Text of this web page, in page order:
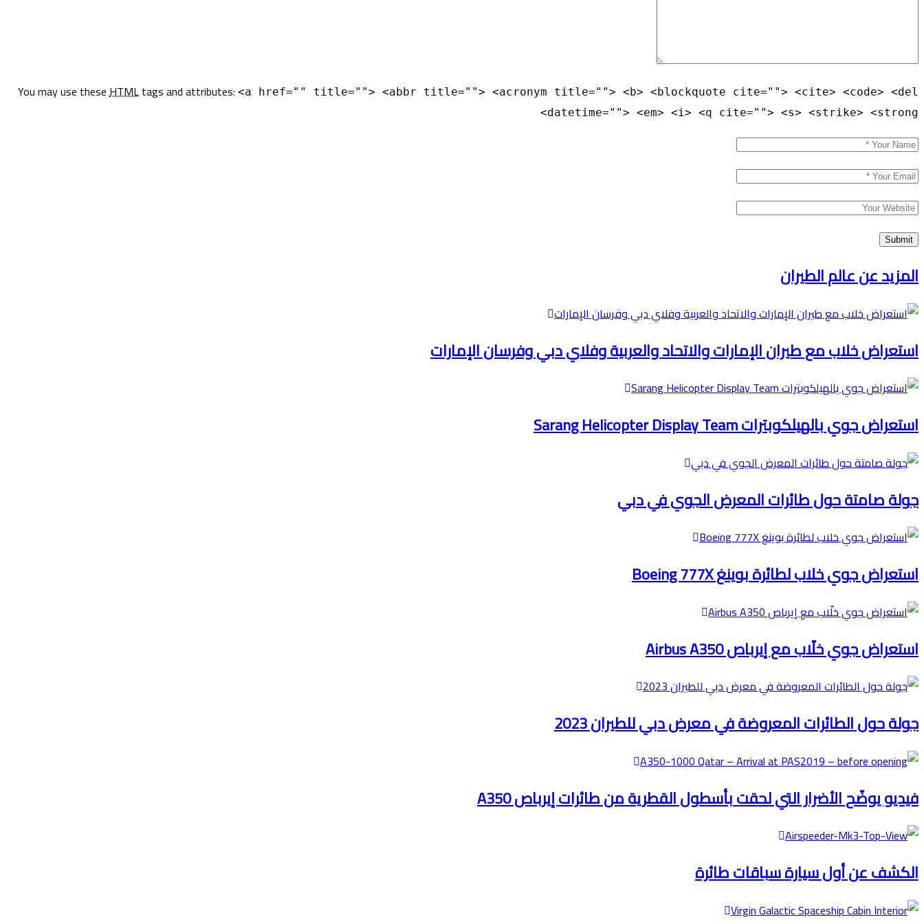
You may use theseHTMLtags and attributes: <a href="" title=""> <abbr title=""> <acronym title=""> <b> <blockquote cite=""> <cite> <code> <del
datetime=""> <em> <i> <q cite=""> <s> <strike> <strong>
المزيد عن عالم الطيران
استعراض خلاب مع طيران الإمارات والاتحاد والعربية وفلاي دبي وفرسان الإمارات
استعراض جوي بالهيلكوبترات Sarang Helicopter Display Team
جولة صامتة حول طائرات المعرض الجوي في دبي
استعراض جوي خلاب لطائرة بوينغ Boeing 777X
استعراض جوي خلّاب مع إيرباص Airbus A350
جولة حول الطائرات المعروضة في معرض دبي للطيران 2023
فيديو يوضّح الأضرار التي لحقت بأسطول القطرية من طائرات إيرباص A350
الكشف عن أول سيارة سباقات طائرة